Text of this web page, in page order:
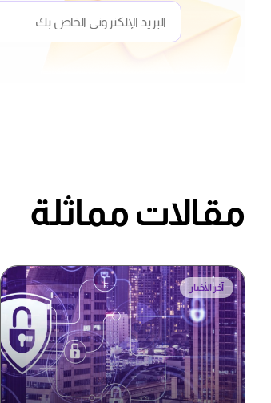
مقالات مماثلة
آخر الأخبار